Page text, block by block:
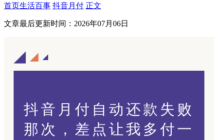
首页生活百事 抖音月付 正文
文章最后更新时间： 2026年07月06日
抖音月付自动还款失败
那次，差点让我多付一